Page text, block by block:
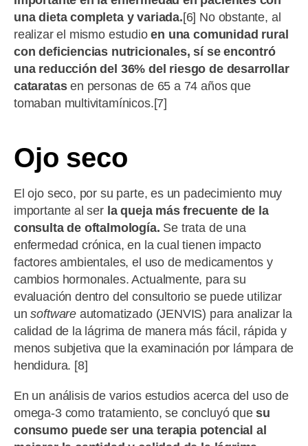
una dieta completa y variada.[6] No obstante, al
realizar el mismo estudioen una comunidad rural
con deficiencias nutricionales, sí se encontró
una reducción del 36% del riesgo de desarrollar
cataratasen personas de 65 a 74 años que
tomaban multivitamínicos.[7]
Ojo seco
El ojo seco, por su parte, es un padecimiento muy
importante al serla queja más frecuente de la
consulta de oftalmología. Se trata de una
enfermedad crónica, en la cual tienen impacto
factores ambientales, el uso de medicamentos y
cambios hormonales. Actualmente, para su
evaluación dentro del consultorio se puede utilizar
unsoftware automatizado (JENVIS) para analizar la
calidad de la lágrima de manera más fácil, rápida y
menos subjetiva que la examinación por lámpara de
hendidura. [8]
En un análisis de varios estudios acerca del uso de
omega-3 como tratamiento, se concluyó quesu
consumo puede ser una terapia potencial al